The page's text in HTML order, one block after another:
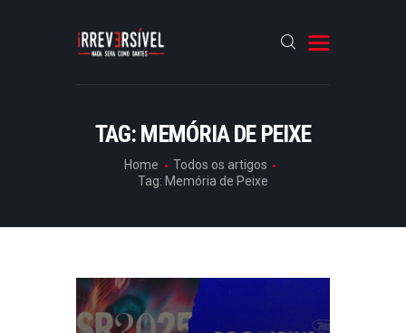
TAG: MEMÓRIA DE PEIXE
Home
Todos os artigos
Tag: Memória de Peixe
HOME
CRÓNICAS
ENTREVISTAS
RUBRICAS